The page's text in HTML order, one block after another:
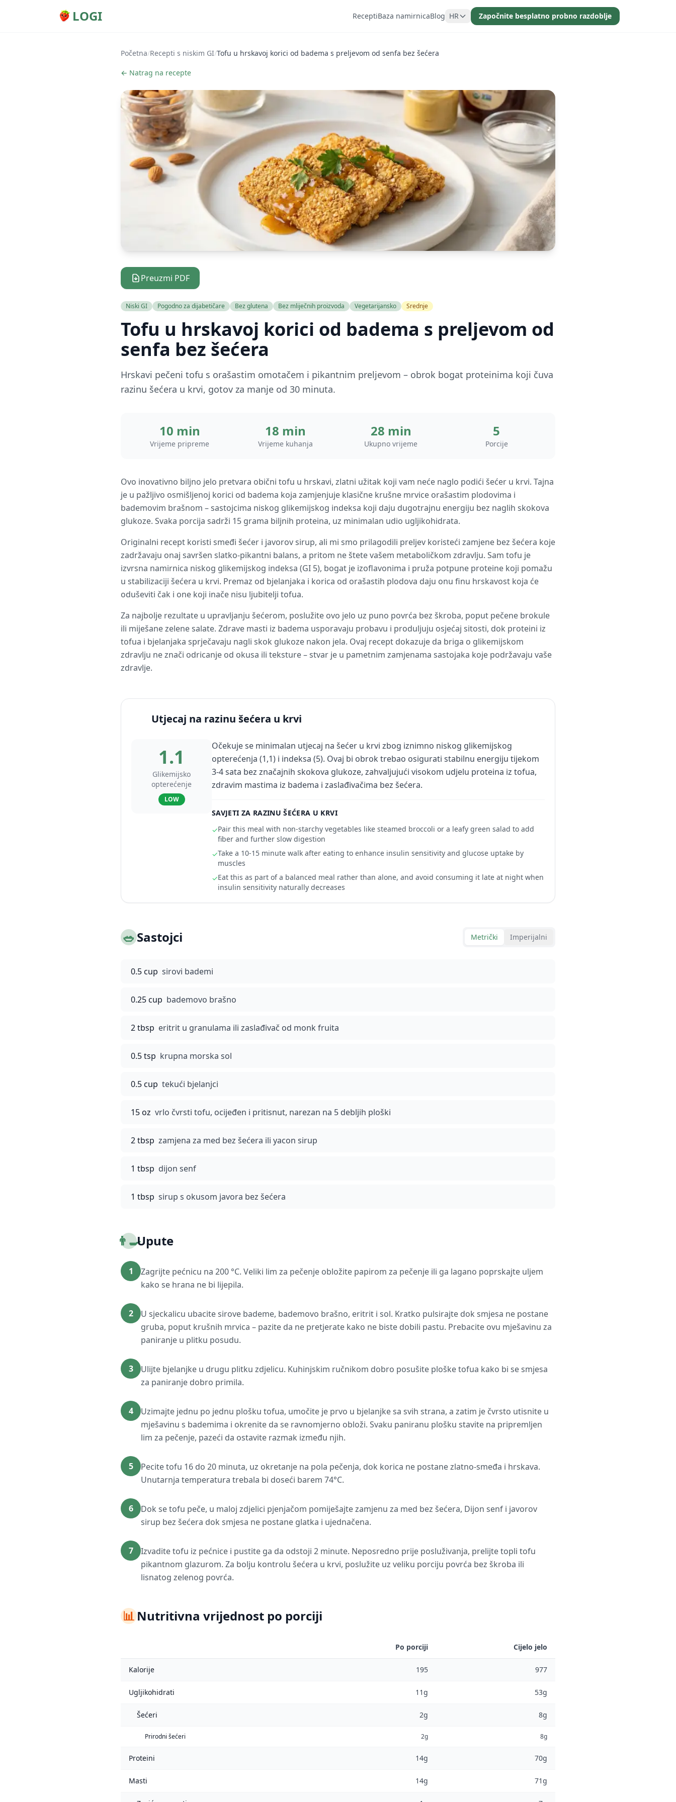
LOGI ReceptiBaza namirnicaBlog HR Započnite besplatno probno razdoblje
Početna/Recepti s niskim GI/Tofu u hrskavoj korici od badema s preljevom od senfa bez šećera
← Natrag na recepte
Preuzmi PDF
Niski GI Pogodno za dijabetičare Bez glutena Bez mliječnih proizvoda Vegetarijansko Srednje
Tofu u hrskavoj korici od badema s preljevom od
senfa bez šećera
Hrskavi pečeni tofu s orašastim omotačem i pikantnim preljevom – obrok bogat proteinima koji čuva
razinu šećera u krvi, gotov za manje od 30 minuta.
10 min
Vrijeme pripreme
18 min
Vrijeme kuhanja
28 min
Ukupno vrijeme
5
Porcije
Ovo inovativno biljno jelo pretvara obični tofu u hrskavi, zlatni užitak koji vam neće naglo podići šećer u krvi. Tajna
je u pažljivo osmišljenoj korici od badema koja zamjenjuje klasične krušne mrvice orašastim plodovima i
bademovim brašnom – sastojcima niskog glikemijskog indeksa koji daju dugotrajnu energiju bez naglih skokova
glukoze. Svaka porcija sadrži 15 grama biljnih proteina, uz minimalan udio ugljikohidrata.
Originalni recept koristi smeđi šećer i javorov sirup, ali mi smo prilagodili preljev koristeći zamjene bez šećera koje
zadržavaju onaj savršen slatko-pikantni balans, a pritom ne štete vašem metaboličkom zdravlju. Sam tofu je
izvrsna namirnica niskog glikemijskog indeksa (GI 5), bogat je izoflavonima i pruža potpune proteine koji pomažu
u stabilizaciji šećera u krvi. Premaz od bjelanjaka i korica od orašastih plodova daju onu finu hrskavost koja će
oduševiti čak i one koji inače nisu ljubitelji tofua.
Za najbolje rezultate u upravljanju šećerom, poslužite ovo jelo uz puno povrća bez škroba, poput pečene brokule
ili miješane zelene salate. Zdrave masti iz badema usporavaju probavu i produljuju osjećaj sitosti, dok proteini iz
tofua i bjelanjaka sprječavaju nagli skok glukoze nakon jela. Ovaj recept dokazuje da briga o glikemijskom
zdravlju ne znači odricanje od okusa ili teksture – stvar je u pametnim zamjenama sastojaka koje podržavaju vaše
zdravlje.
Utjecaj na razinu šećera u krvi
1.1
Glikemijsko
opterećenje
LOW
Očekuje se minimalan utjecaj na šećer u krvi zbog iznimno niskog glikemijskog
opterećenja (1,1) i indeksa (5). Ovaj bi obrok trebao osigurati stabilnu energiju tijekom
3-4 sata bez značajnih skokova glukoze, zahvaljujući visokom udjelu proteina iz tofua,
zdravim mastima iz badema i zaslađivačima bez šećera.
SAVJETI ZA RAZINU ŠEĆERA U KRVI
✓Pair this meal with non-starchy vegetables like steamed broccoli or a leafy green salad to add
fiber and further slow digestion
✓Take a 10-15 minute walk after eating to enhance insulin sensitivity and glucose uptake by
muscles
✓Eat this as part of a balanced meal rather than alone, and avoid consuming it late at night when
insulin sensitivity naturally decreases
🥗Sastojci Metrički Imperijalni
0.5 cup sirovi bademi
0.25 cup bademovo brašno
2 tbsp eritrit u granulama ili zaslađivač od monk fruita
0.5 tsp krupna morska sol
0.5 cup tekući bjelanjci
15 oz vrlo čvrsti tofu, ocijeđen i pritisnut, narezan na 5 debljih ploški
2 tbsp zamjena za med bez šećera ili yacon sirup
1 tbsp dijon senf
1 tbsp sirup s okusom javora bez šećera
👨‍🍳Upute
1
Zagrijte pećnicu na 200 °C. Veliki lim za pečenje obložite papirom za pečenje ili ga lagano poprskajte uljem
kako se hrana ne bi lijepila.
2
U sjeckalicu ubacite sirove bademe, bademovo brašno, eritrit i sol. Kratko pulsirajte dok smjesa ne postane
gruba, poput krušnih mrvica – pazite da ne pretjerate kako ne biste dobili pastu. Prebacite ovu mješavinu za
paniranje u plitku posudu.
3
Ulijte bjelanjke u drugu plitku zdjelicu. Kuhinjskim ručnikom dobro posušite ploške tofua kako bi se smjesa
za paniranje dobro primila.
4
Uzimajte jednu po jednu plošku tofua, umočite je prvo u bjelanjke sa svih strana, a zatim je čvrsto utisnite u
mješavinu s bademima i okrenite da se ravnomjerno obloži. Svaku paniranu plošku stavite na pripremljen
lim za pečenje, pazeći da ostavite razmak između njih.
5
Pecite tofu 16 do 20 minuta, uz okretanje na pola pečenja, dok korica ne postane zlatno-smeđa i hrskava.
Unutarnja temperatura trebala bi doseći barem 74°C.
6
Dok se tofu peče, u maloj zdjelici pjenjačom pomiješajte zamjenu za med bez šećera, Dijon senf i javorov
sirup bez šećera dok smjesa ne postane glatka i ujednačena.
7
Izvadite tofu iz pećnice i pustite ga da odstoji 2 minute. Neposredno prije posluživanja, prelijte topli tofu
pikantnom glazurom. Za bolju kontrolu šećera u krvi, poslužite uz veliku porciju povrća bez škroba ili
lisnatog zelenog povrća.
📊Nutritivna vrijednost po porciji
Po porciji Cijelo jelo
Kalorije 195 977
Ugljikohidrati 11g 53g
Šećeri 2g 8g
Prirodni šećeri 2g 8g
Proteini 14g 70g
Masti 14g 71g